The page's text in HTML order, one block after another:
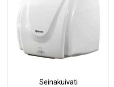
Seinakuivati